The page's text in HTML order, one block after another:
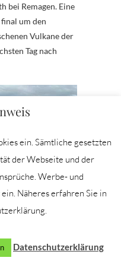
bei Remagen. Eine
um den
Vulkane der
Tag nach
ein. Sämtliche gesetzten
der Webseite und der
Werbe- und
Näheres erfahren Sie in
Datenschutzerklärung